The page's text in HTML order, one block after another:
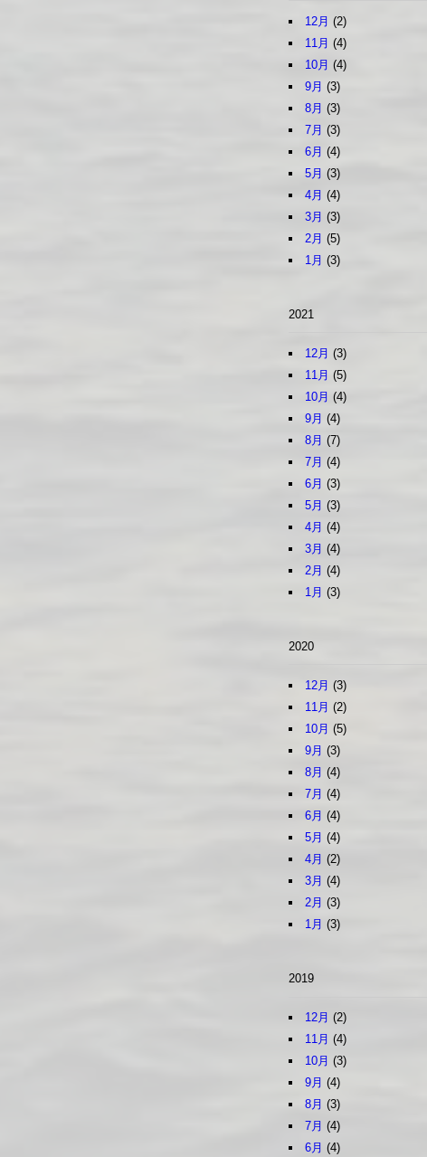
12月 (2)
11月 (4)
10月 (4)
9月 (3)
8月 (3)
7月 (3)
6月 (4)
5月 (3)
4月 (4)
3月 (3)
2月 (5)
1月 (3)
2021
12月 (3)
11月 (5)
10月 (4)
9月 (4)
8月 (7)
7月 (4)
6月 (3)
5月 (3)
4月 (4)
3月 (4)
2月 (4)
1月 (3)
2020
12月 (3)
11月 (2)
10月 (5)
9月 (3)
8月 (4)
7月 (4)
6月 (4)
5月 (4)
4月 (2)
3月 (4)
2月 (3)
1月 (3)
2019
12月 (2)
11月 (4)
10月 (3)
9月 (4)
8月 (3)
7月 (4)
6月 (4)